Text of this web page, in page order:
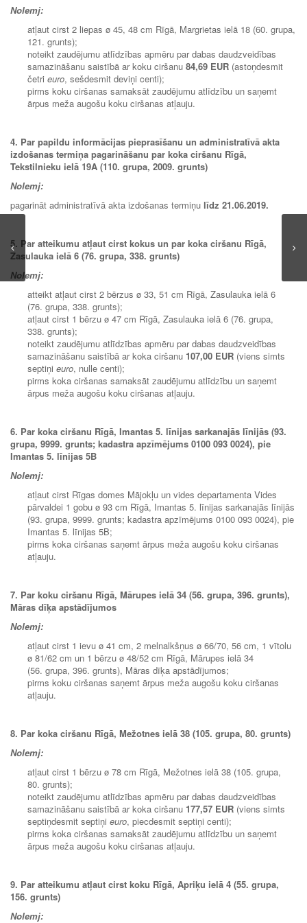
Nolemj:
atļaut cirst 2 liepas ø 45, 48 cm Rīgā, Margrietas ielā 18 (60. grupa,
121. grunts);
noteikt zaudējumu atlīdzības apmēru par dabas daudzveidības
samazināšanu saistībā ar koku ciršanu 84,69 EUR (astoņdesmit
četri euro, sešdesmit deviņi centi);
pirms koku ciršanas samaksāt zaudējumu atlīdzību un saņemt
ārpus meža augošu koku ciršanas atļauju.
4. Par papildu informācijas pieprasīšanu un administratīvā akta
izdošanas termiņa pagarināšanu par koka ciršanu Rīgā,
Tekstilnieku ielā 19A (110. grupa, 2009. grunts)
Nolemj:
pagarināt administratīvā akta izdošanas termiņu līdz 21.06.2019.
5. Par atteikumu atļaut cirst kokus un par koka ciršanu Rīgā,
Zasulauka ielā 6 (76. grupa, 338. grunts)
Nolemj:
atteikt atļaut cirst 2 bērzus ø 33, 51 cm Rīgā, Zasulauka ielā 6
(76. grupa, 338. grunts);
atļaut cirst 1 bērzu ø 47 cm Rīgā, Zasulauka ielā 6 (76. grupa,
338. grunts);
noteikt zaudējumu atlīdzības apmēru par dabas daudzveidības
samazināšanu saistībā ar koka ciršanu 107,00 EUR (viens simts
septiņi euro, nulle centi);
pirms koka ciršanas samaksāt zaudējumu atlīdzību un saņemt
ārpus meža augošu koku ciršanas atļauju.
6. Par koka ciršanu Rīgā, Imantas 5. līnijas sarkanajās līnijās (93.
grupa, 9999. grunts; kadastra apzīmējums 0100 093 0024), pie
Imantas 5. līnijas 5B
Nolemj:
atļaut cirst Rīgas domes Mājokļu un vides departamenta Vides
pārvaldei 1 gobu ø 93 cm Rīgā, Imantas 5. līnijas sarkanajās līnijās
(93. grupa, 9999. grunts; kadastra apzīmējums 0100 093 0024), pie
Imantas 5. līnijas 5B;
pirms koka ciršanas saņemt ārpus meža augošu koku ciršanas
atļauju.
7. Par koku ciršanu Rīgā, Mārupes ielā 34 (56. grupa, 396. grunts),
Māras dīķa apstādījumos
Nolemj:
atļaut cirst 1 ievu ø 41 cm, 2 melnalkšņus ø 66/70, 56 cm, 1 vītolu
ø 81/62 cm un 1 bērzu ø 48/52 cm Rīgā, Mārupes ielā 34
(56. grupa, 396. grunts), Māras dīķa apstādījumos;
pirms koku ciršanas saņemt ārpus meža augošu koku ciršanas
atļauju.
8. Par koka ciršanu Rīgā, Mežotnes ielā 38 (105. grupa, 80. grunts)
Nolemj:
atļaut cirst 1 bērzu ø 78 cm Rīgā, Mežotnes ielā 38 (105. grupa,
80. grunts);
noteikt zaudējumu atlīdzības apmēru par dabas daudzveidības
samazināšanu saistībā ar koka ciršanu 177,57 EUR (viens simts
septiņdesmit septiņi euro, piecdesmit septiņi centi);
pirms koka ciršanas samaksāt zaudējumu atlīdzību un saņemt
ārpus meža augošu koku ciršanas atļauju.
9. Par atteikumu atļaut cirst koku Rīgā, Apriķu ielā 4 (55. grupa,
156. grunts)
Nolemj: